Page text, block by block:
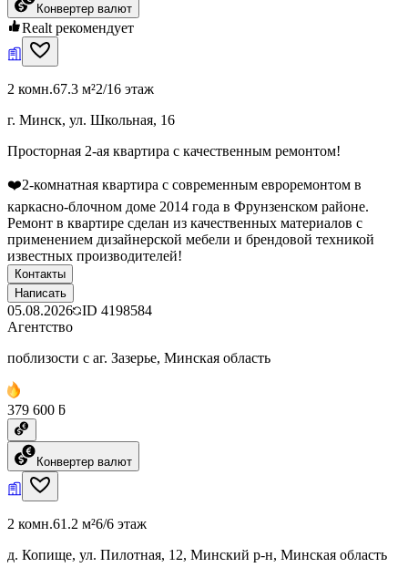
Конвертер валют
Realt рекомендует
2 комн.67.3 м²2/16 этаж
г. Минск, ул. Школьная, 16
Просторная 2-ая квартира с качественным ремонтом!
❤️2-комнатная квартира с современным евроремонтом в
каркасно-блочном доме 2014 года в Фрунзенском районе.
Ремонт в квартире сделан из качественных материалов с
применением дизайнерской мебели и брендовой техникой
известных производителей!
Контакты
Написать
05.08.2026 ID 4198584
Агентство
поблизости с аг. Зазерье, Минская область
379 600 ƃ
Конвертер валют
2 комн.61.2 м²6/6 этаж
д. Копище, ул. Пилотная, 12, Минский р-н, Минская область